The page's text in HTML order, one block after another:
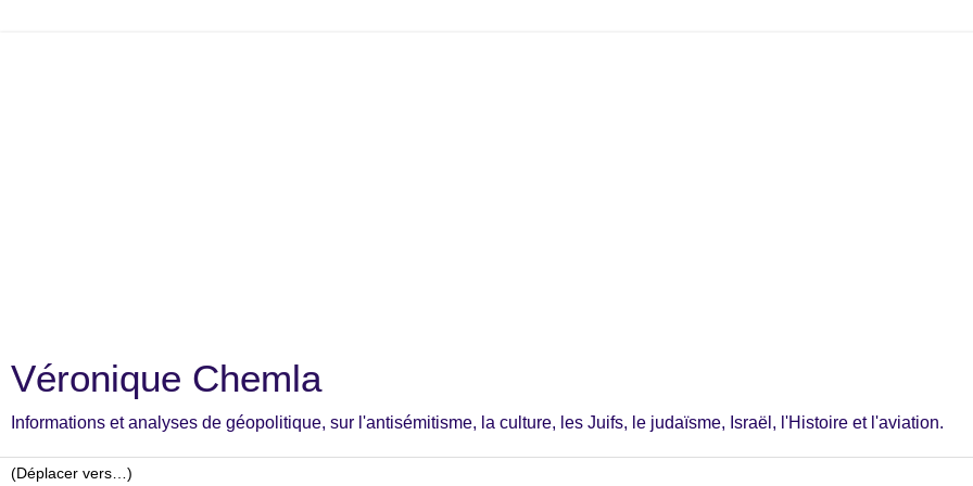
Véronique Chemla
Informations et analyses de géopolitique, sur l'antisémitisme, la culture, les Juifs, le judaïsme, Israël, l'Histoire et l'aviation.